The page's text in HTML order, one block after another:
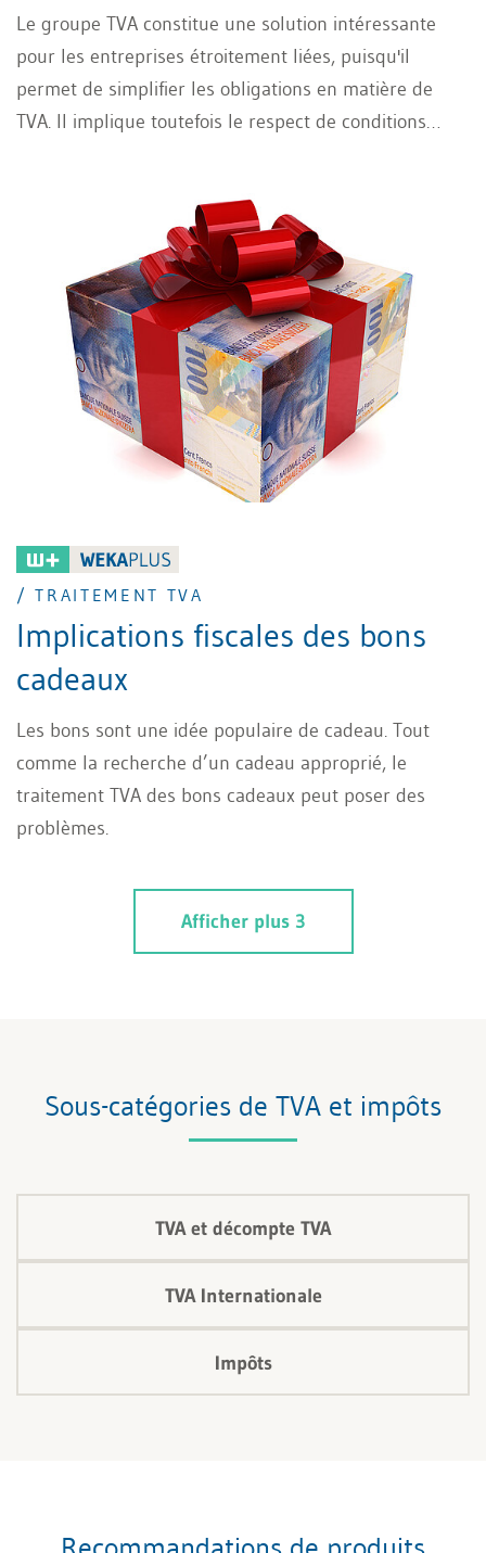
Le groupe TVA constitue une solution intéressante
pour les entreprises étroitement liées, puisqu'il
permet de simplifier les obligations en matière de
TVA. Il implique toutefois le respect de conditions
notamment essentiel de déterminer quelles entités
peuvent intégrer un groupe TVA, à partir de quel
moment une direction unique est reconnue et
comment traiter les prestations internes, la déduction
de l'impôt préalable ainsi que les déclarations auprès
de l'Administration fédérale des contributions (AFC).
Cet article présente les principales règles applicables
et les points auxquels les entreprises doivent être
particulièrement attentives dans la pratique.
/ TRAITEMENT TVA
Implications fiscales des bons
cadeaux
Les bons sont une idée populaire de cadeau. Tout
comme la recherche d’un cadeau approprié, le
traitement TVA des bons cadeaux peut poser des
problèmes.
Afficher plus 3
Sous-catégories de TVA et impôts
TVA et décompte TVA
TVA Internationale
Impôts